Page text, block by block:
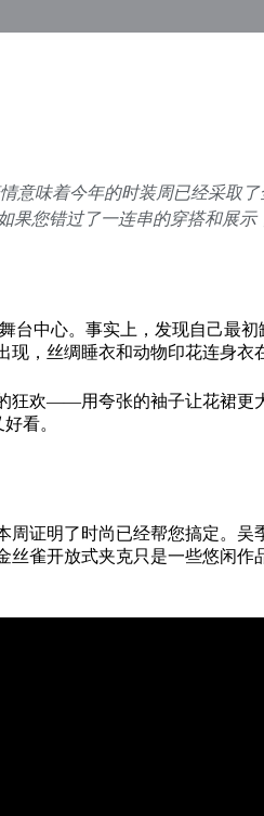
意味着今年的时装周已经采取
果您错过了一连串的穿搭和展
台中心。事实上，发现自己最
，丝绸睡衣和动物印花连身衣
狂欢——用夸张的袖子让花裙更
看。
证明了时尚已经帮您搞定。
雀开放式夹克只是一些悠闲